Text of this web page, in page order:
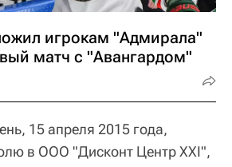
игрокам "Адмирала"
матч с "Авангардом"
15 апреля 2015 года,
в ООО "Дисконт Центр XXI",